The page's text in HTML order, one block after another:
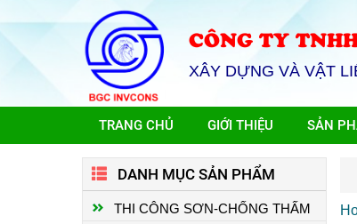
CÔNG TY
XÂY DỰNG VÀ VẬT
TRANG CHỦ GIỚI THIỆU SẢN
DANH MỤC SẢN PHẨM
THI CÔNG SƠN-CHỐNG THẤM